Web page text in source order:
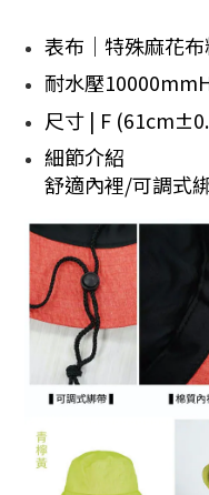
表布｜特殊麻花
耐水壓
尺寸 | F
細節介紹
舒適內裡/可調式